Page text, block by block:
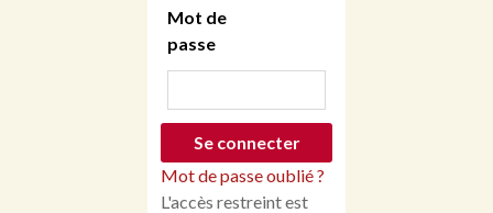
Mot de
passe
Mot de passe oublié ?
L'accès restreint est